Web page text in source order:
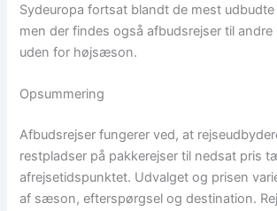
Sydeuropa fortsat blandt de mest
men der findes også afbudsrejser til
uden for højsæson.
Opsummering
Afbudsrejser fungerer ved, at
restpladser på pakkerejser til nedsat pris
afrejsetidspunktet. Udvalget og prisen
af sæson, efterspørgsel og destination.